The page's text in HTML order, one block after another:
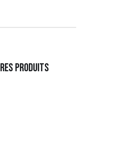
produits